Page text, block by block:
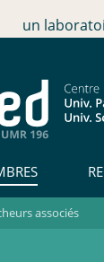
un
associés